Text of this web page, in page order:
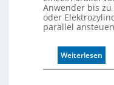
ü
b
e
r
a
Anwender bis
oder
parallel
Weiterlesen
M